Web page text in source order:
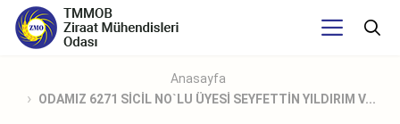
Anasayfa
ODAMIZ 6271 SİCİL NO`LU ÜYESİ SEYFETTİN YILDIRIM V...